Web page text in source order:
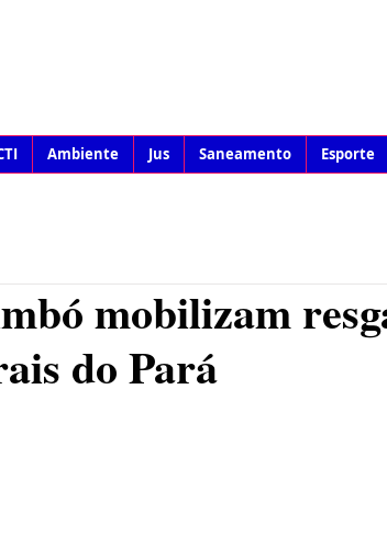
Ambiente Jus Saneamento Esporte
mobilizam
do Pará